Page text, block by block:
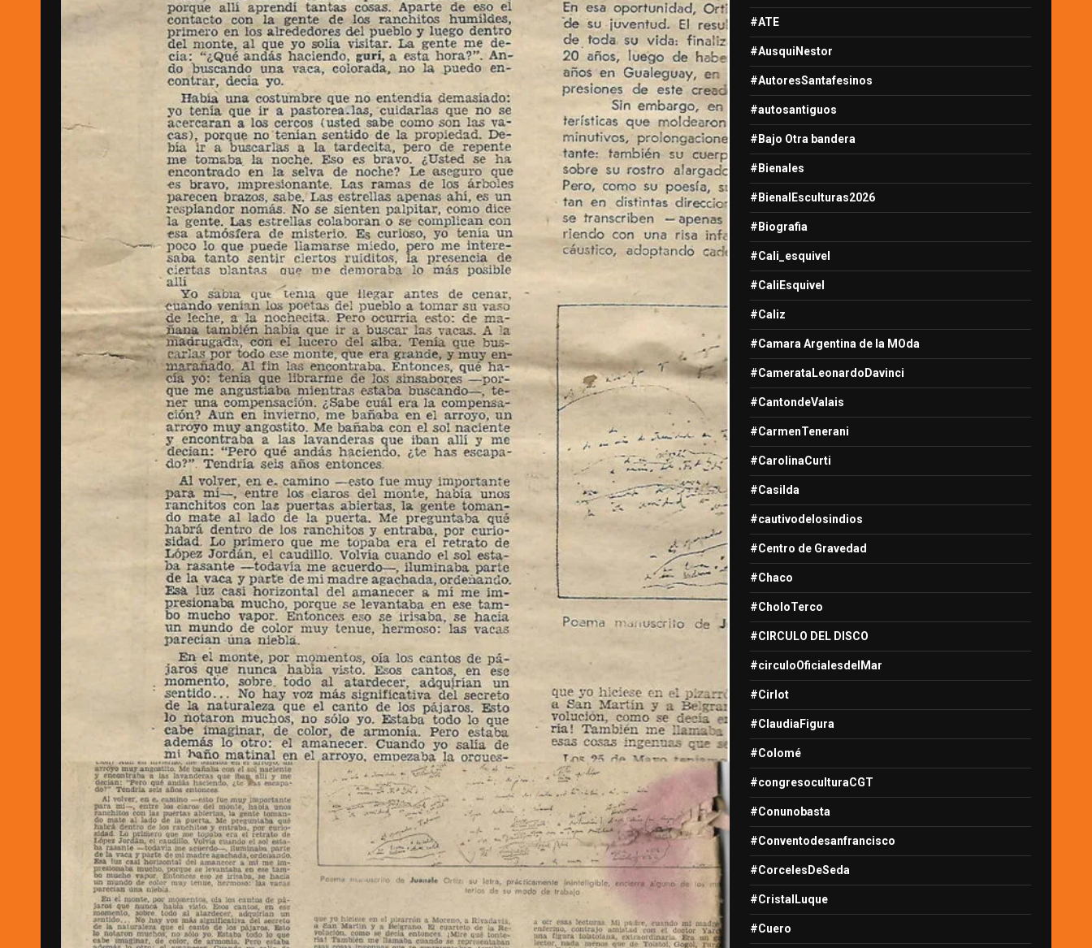
#ATE
#AusquiNestor
#AutoresSantafesinos
#autosantiguos
#Bajo Otra bandera
#Bienales
#BienalEsculturas2026
#Biografia
#Cali_esquivel
#CaliEsquivel
#Caliz
#Camara Argentina de la MOda
#CamerataLeonardoDavinci
#CantondeValais
#CarmenTenerani
#CarolinaCurti
#Casilda
#cautivodelosindios
#Centro de Gravedad
#Chaco
#CholoTerco
#CIRCULO DEL DISCO
#circuloOficialesdelMar
#Cirlot
#ClaudiaFigura
#Colomé
#congresoculturaCGT
#Conunobasta
#Conventodesanfrancisco
#CorcelesDeSeda
#CristalLuque
#Cuero